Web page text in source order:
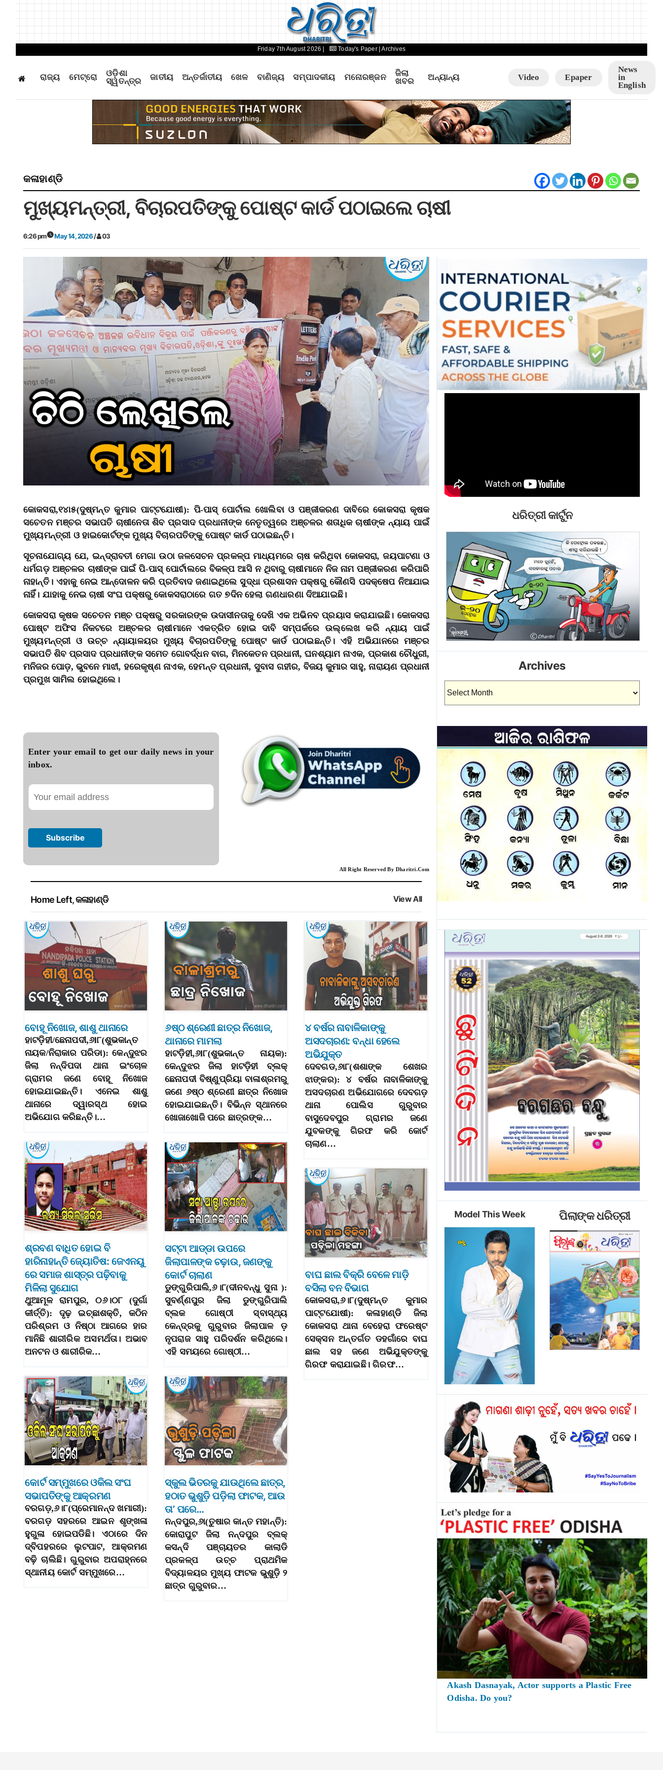
Friday 7th August 2026 | Today's Paper | Archives
ରାଜ୍ୟ ମେଟ୍ରୋ
ଓଡ଼ିଶା
ସ୍ୱତନ୍ତ୍ର
ଜାତୀୟ ଅନ୍ତର୍ଜାତୀୟ ଖେଳ ବାଣିଜ୍ୟ ସମ୍ପାଦକୀୟ ମନୋରଞ୍ଜନ
ଜିଲା
ଖବର
ଅନ୍ୟାନ୍ୟ Video Epaper
News
in
English
କଳାହାଣ୍ଡି
ମୁଖ୍ୟମନ୍ତ୍ରୀ, ବିଚାରପତିଙ୍କୁ ପୋଷ୍ଟ କାର୍ଡ ପଠାଇଲେ ଚାଷୀ
6:26 pm May 14, 2026/ 03
କୋକସରା,୧୪ା୫(ଦୁଷ୍ମନ୍ତ କୁମାର ପାଟ୍ଟଯୋଷୀ): ପି-ପାସ୍‌ ପୋର୍ଟାଲ ଖୋଲିବା ଓ ପଞ୍ଜୀକରଣ ଦାବିରେ କୋକସରା କୃଷକ
ସଚେତନ ମଞ୍ଚର ସଭାପତି ଚାଷୀନେତା ଶିବ ପ୍ରସାଦ ପ୍ରଧାନୀଙ୍କ ନେତୃତ୍ୱରେ ଅଞ୍ଚଳର ଶତାଧିକ ଚାଷୀଙ୍କ ନ୍ୟାୟ ପାଇଁ
ମୁଖ୍ୟମନ୍ତ୍ରୀ ଓ ହାଇକୋର୍ଟଙ୍କ ମୁଖ୍ୟ ବିଚାରପତିଙ୍କୁ ପୋଷ୍ଟ କାର୍ଡ ପଠାଇଛନ୍ତି।
ସୂଚନାଯୋଗ୍ୟ ଯେ, ଇନ୍ଦ୍ରାବତୀ ମେଗା ଉଠା ଜଳସେଚନ ପ୍ରକଳ୍ପ ମାଧ୍ୟମରେ ଚାଷ କରିଥିବା କୋକସରା, ଜୟପାଟଣା ଓ
ଧର୍ମଗଡ଼ ଅଞ୍ଚଳର ଚାଷୀଙ୍କ ପାଇଁ ପି-ପାସ୍‌ ପୋର୍ଟାଲରେ ବିକଳ୍ପ ଆସି ନ ଥିବାରୁ ଚାଷୀମାନେ ନିଜ ନାମ ପଞ୍ଜୀକରଣ କରିପାରି
ନାହାନ୍ତି। ଏହାକୁ ନେଇ ଆନ୍ଦୋଳନ କରି ପ୍ରତିବାଦ ଜଣାଇଥିଲେ ସୁଦ୍ଧା ପ୍ରଶାସନ ପକ୍ଷରୁ କୌଣସି ପଦକ୍ଷେପ ନିଆଯାଇ
ନାହିଁ। ଯାହାକୁ ନେଇ ଚାଷୀ ସଂଘ ପକ୍ଷରୁ କୋକସରାଠାରେ ଗତ ୭ଦିନ ହେଲା ଗଣଧାରଣା ଦିଆଯାଇଛି।
କୋକସରା କୃଷକ ସଚେତନ ମଞ୍ଚ ପକ୍ଷରୁ ସରକାରଙ୍କ ଉଦାସୀନତାକୁ ଦେଖି ଏକ ଅଭିନବ ପ୍ରୟାସ କରାଯାଇଛି। କୋକସରା
ପୋଷ୍ଟ ଅଫିସ ନିକଟରେ ଅଞ୍ଚଳର ଚାଷୀମାନେ ଏକତ୍ରିତ ହୋଇ ଦାବି ସମ୍ପର୍କରେ ଉଲ୍ଲେଖ କରି ନ୍ୟାୟ ପାଇଁ
ମୁଖ୍ୟମନ୍ତ୍ରୀ ଓ ଉଚ୍ଚ ନ୍ୟାୟାଳୟର ମୁଖ୍ୟ ବିଚାରପତିଙ୍କୁ ପୋଷ୍ଟ କାର୍ଡ ପଠାଇଛନ୍ତି। ଏହି ଅଭିଯାନରେ ମଞ୍ଚର
ସଭାପତି ଶିବ ପ୍ରସାଦ ପ୍ରଧାନୀଙ୍କ ସମେତ ଗୋବର୍ଦ୍ଧନ ବାଗ, ମିନକେତନ ପ୍ରଧାନୀ, ଘନଶ୍ୟାମ ନାଏକ, ପ୍ରକାଶ ଚୌଧୁରୀ,
ମନିଜର ପୋଡ଼, ଭୁବନେ ମାଝୀ, ହରେକୃଷ୍ଣ ନାଏକ, ହେମନ୍ତ ପ୍ରଧାନୀ, ସୁବାସ ଗହୀର, ବିଜୟ କୁମାର ସାହୁ, ନାରାୟଣ ପ୍ରଧାନୀ
ପ୍ରମୁଖ ସାମିଲ ହୋଇଥିଲେ।
Enter your email to get our daily news in your
inbox.
All Right Reserved By Dharitri.Com
Home Left,କଳାହାଣ୍ଡି View All
ବୋହୂ ନିଖୋଜ, ଶାଶୁ ଥାନାରେ
ହାଟଡ଼ିହୀ/ଛେନାପଦୀ,୬l୮(ଶୁଭକାନ୍ତ
ନାୟକ/ନିରାକାର ପରିଡା): କେନ୍ଦୁଝର
ଜିଲା ନନ୍ଦିପଦା ଥାନା ଇଂଚୋଳ
ଗ୍ରାମର ଜଣେ ବୋହୂ ନିଖୋଜ
ହୋଇଯାଇଛନ୍ତି। ଏନେଇ ଶାଶୁ
ଥାନାରେ ଦ୍ୱାରସ୍ଥ ହୋଇ
ଅଭିଯୋଗ କରିଛନ୍ତି।…
୬ଷ୍ଠ ଶ୍ରେଣୀ ଛାତ୍ର ନିଖୋଜ,
ଥାନାରେ ମାମଲା
ହାଟଡ଼ିହୀ,୬l୮(ଶୁଭକାନ୍ତ ନାୟକ):
କେନ୍ଦୁଝର ଜିଲା ହାଟଡ଼ିହୀ ବ୍ଲକ୍‌
ଛେନାପଦୀ ବିଷ୍ଣୁପ୍ରିୟା ବାଳାଶ୍ରମରୁ
ଜଣେ ୬ଷ୍ଠ ଶ୍ରେଣୀ ଛାତ୍ର ନିଖୋଜ
ହୋଇଯାଇଛନ୍ତି। ବିଭିନ୍ନ ସ୍ଥାନରେ
ଖୋଜାଖୋଜି ପରେ ଛାତ୍ରଙ୍କ…
୪ ବର୍ଷର ନାବାଳିକାଙ୍କୁ
ଅସଦଚାରଣ: ବନ୍ଧା ହେଲେ
ଅଭିଯୁକ୍ତ
ଦେବଗଡ,୬ା୮(ଶଶାଙ୍କ ଶେଖର
ଝାଙ୍କର): ୪ ବର୍ଷର ନାବାଳିକାଙ୍କୁ
ଅସଦଚାରଣ ଅଭିଯୋଗରେ ଦେବଗଡ଼
ଥାନା ପୋଲିସ ଗୁରୁବାର
ବାସୁଦେବପୁର ଗ୍ରାମର ଜଣେ
ଯୁବକଙ୍କୁ ଗିରଫ କରି କୋର୍ଟ
ଚାଲାଣ…
ଶ୍ରବଣ ବାଧିତ ହୋଇ ବି
ହାରିନାହାନ୍ତି ଜ୍ୟୋତିଷ: ଜେଏନୟୁ
ରେ ସମାଜ ଶାସ୍ତ୍ର ପଢ଼ିବାକୁ
ମିଳିଲା ସୁଯୋଗ
ଥୁଆମୂଳ ରାମପୁର, ୦୬।୦୮ (ଦୁର୍ଗା
କୀର୍ତ୍ତି): ଦୃଢ଼ ଇଚ୍ଛାଶକ୍ତି, କଠିନ
ପରିଶ୍ରମ ଓ ନିଷ୍ଠା ଆଗରେ ହାର
ମାନିଛି ଶାରୀରିକ ଅସମର୍ଥତା। ଅଭାବ
ଅନଟନ ଓ ଶାରୀରିକ…
ସଟ୍ଟା ଆଡ୍ଡା ଉପରେ
ଜିଲାପାଳଙ୍କ ଚଢ଼ାଉ, ଜଣଙ୍କୁ
କୋର୍ଟ ଚାଲାଣ
ଡୁଙ୍ଗୁରିପାଲି,୬।୮(ଦୀନବନ୍ଧୁ ସୁନା ):
ସୁବର୍ଣ୍ଣପୁର ଜିଲା ଡୁଙ୍ଗୁରିପାଲି
ବ୍ଲକ ଗୋଷ୍ଠୀ ସ୍ବାସ୍ଥ୍ୟ
କେନ୍ଦ୍ରକୁ ଗୁରୁବାର ଜିଲାପାଳ ଡ଼
ନୃପରାଜ ସାହୁ ପରିଦର୍ଶନ କରିଥିଲେ।
ଏହି ସମୟରେ ଗୋଷ୍ଠୀ…
ବାଘ ଛାଲ ବିକ୍ରି ବେଳେ ମାଡ଼ି
ବସିଲା ବନ ବିଭାଗ
କୋକସରା,୬।୮(ଦୁଷ୍ମନ୍ତ କୁମାର
ପାଟ୍ଟଯୋଷୀ): କଳାହାଣ୍ଡି ଜିଲା
କୋକସରା ଥାନା ବେହେରା ଫରେଷ୍ଟ
ସେକ୍ସନ ଅନ୍ତର୍ଗତ ଡହଗାଁରେ ବାଘ
ଛାଲ ସହ ଜଣେ ଅଭିଯୁକ୍ତଙ୍କୁ
ଗିରଫ କରାଯାଇଛି। ଗିରଫ…
କୋର୍ଟ ସମ୍ମୁଖରେ ଓକିଲ ସଂଘ
ସଭାପତିଙ୍କୁ ଆକ୍ରମଣ
ବରଗଡ଼,୬।୮(ପ୍ରେମାନନ୍ଦ ଖମାରୀ):
ବରଗଡ଼ ସହରରେ ଆଇନ ଶୃଙ୍ଖଳା
ହୁଗୁଳା ହୋଇପଡିଛି। ଏଠାରେ ଦିନ
ଦ୍ବିପହରରେ ଲୁଟପାଟ, ଆକ୍ରମଣ
ବଢ଼ି ଚାଲିଛି। ଗୁରୁବାର ଅପରାହ୍ନରେ
ସ୍ଥାନୀୟ କୋର୍ଟ ସମ୍ମୁଖରେ…
ସ୍କୁଲ ଭିତରକୁ ଯାଉଥିଲେ ଛାତ୍ର,
ହଠାତ ଭୁଶୁଡ଼ି ପଡ଼ିଲା ଫାଟକ, ଆଉ
ତା’ ପରେ…
ନନ୍ଦପୁର,୬ା(ତୁଷାର କାନ୍ତ ମହାନ୍ତି):
କୋରାପୁଟ ଜିଲା ନନ୍ଦପୁର ବ୍ଲକ୍‌
କସନ୍ଦି ପଞ୍ଚାୟତର କାଲାଡି
ପ୍ରକଳ୍ପ ଉଚ୍ଚ ପ୍ରାଥମିକ
ବିଦ୍ୟାଳୟର ମୁଖ୍ୟ ଫାଟକ ଭୁଶୁଡ଼ି ୨
ଛାତ୍ର ଗୁରୁବାର…
ଧରିତ୍ରୀ କାର୍ଟୁନ
Archives
Archives
Model This Week ପିଲାଙ୍କ ଧରିତ୍ରୀ
Akash Dasnayak, Actor supports a Plastic Free
Odisha. Do you?